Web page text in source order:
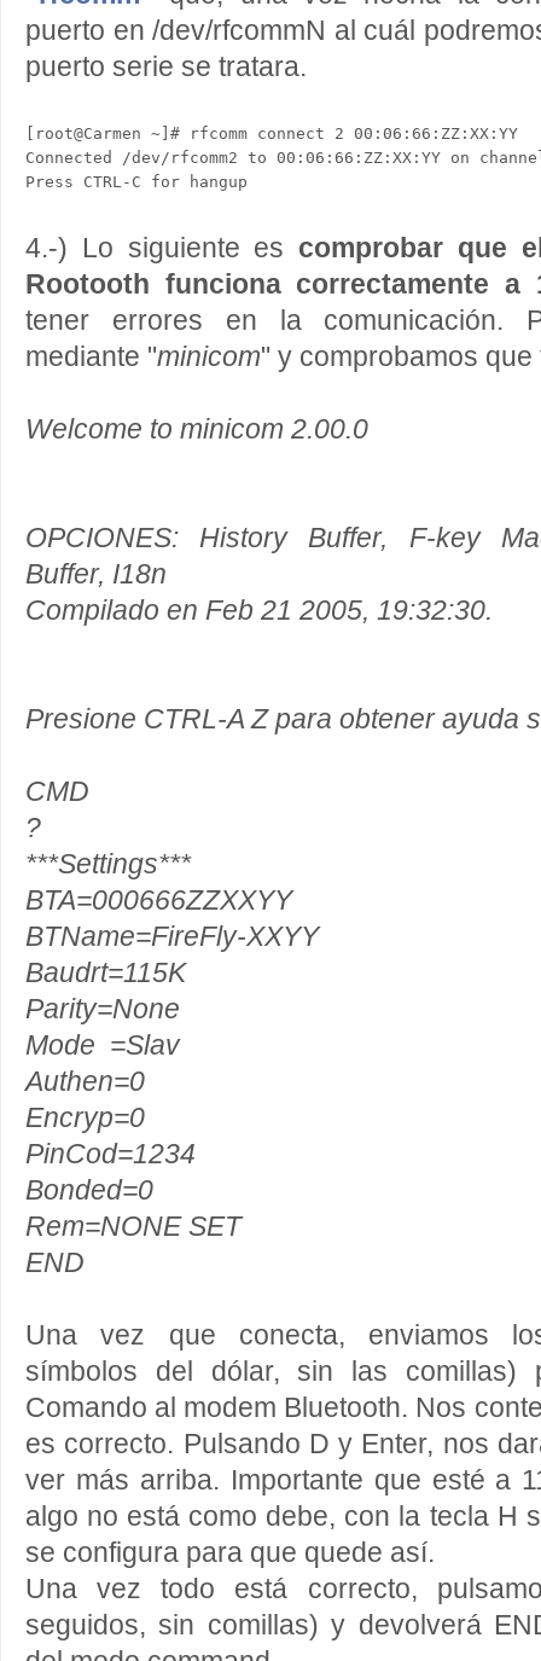
puerto en /dev/rfcommN al cuál
puerto serie se tratara.
[root@Carmen ~]# rfcomm connect 2 00:06:66:ZZ:XX:YY
Connected /dev/rfcomm2 to 00:06:66:ZZ:XX:YY on
4.-) Lo siguiente es comprobar que
Rootooth funciona correctamente a
tener errores en la comunicación.
mediante "minicom" y comprobamos
Welcome to minicom 2.00.0
OPCIONES: History Buffer, F-key
Buffer, I18n
Compilado en Feb 21 2005, 19:32:30.
Presione CTRL-A Z para obtener ayuda
CMD
?
***Settings***
BTA=000666ZZXXYY
BTName=FireFly-XXYY
Baudrt=115K
Parity=None
Mode =Slav
Authen=0
Encryp=0
PinCod=1234
Bonded=0
Rem=NONE SET
END
Una vez que conecta, enviamos
símbolos del dólar, sin las comillas)
Comando al modem Bluetooth. Nos
es correcto. Pulsando D y Enter, nos
ver más arriba. Importante que esté a
algo no está como debe, con la tecla H
se configura para que quede así.
Una vez todo está correcto,
seguidos, sin comillas) y devolverá